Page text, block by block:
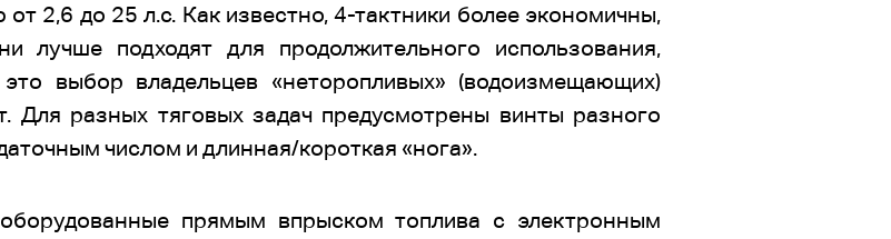
2,6 до 25 л.с. Как известно, 4-тактники более экономичны,
лучше подходят для продолжительного использования,
выбор владельцев «неторопливых» (водоизмещающих)
Для разных тяговых задач предусмотрены винты разного
числом и длинная/короткая «нога».
прямым впрыском топлива с электронным